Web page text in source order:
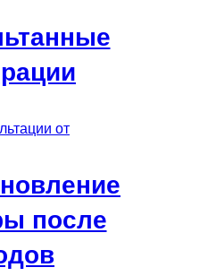
от
после